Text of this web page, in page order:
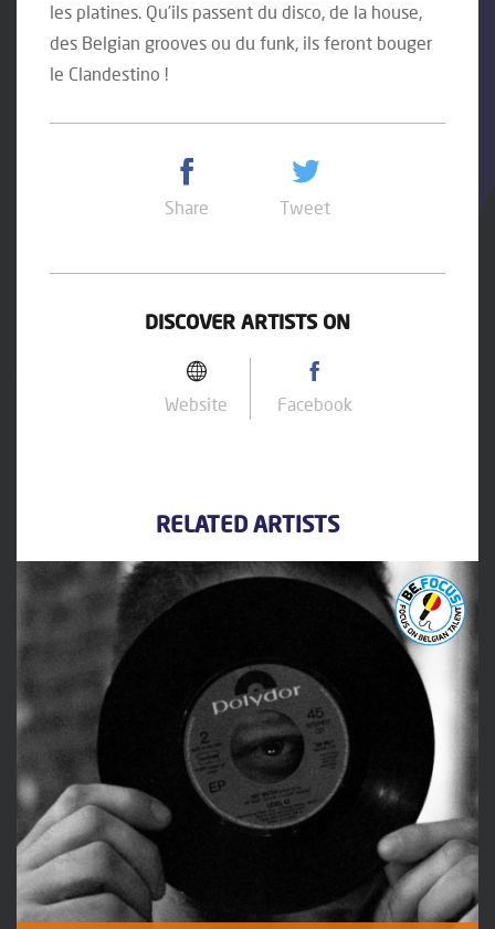
les platines. Qu’ils passent du disco, de la house,
des Belgian grooves ou du funk, ils feront bouger
le Clandestino !
Share Tweet
DISCOVER ARTISTS ON
Website Facebook
RELATED ARTISTS